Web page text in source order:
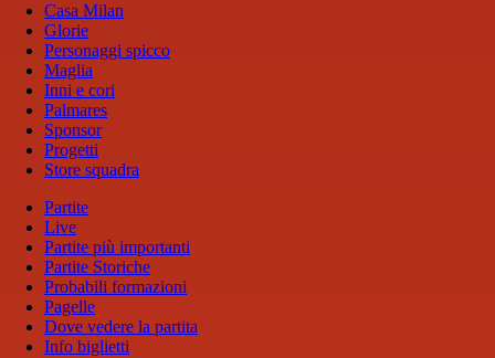
Casa Milan
Glorie
Personaggi spicco
Maglia
Inni e cori
Palmares
Sponsor
Progetti
Store squadra
Partite
Live
Partite più importanti
Partite Storiche
Probabili formazioni
Pagelle
Dove vedere la partita
Info biglietti